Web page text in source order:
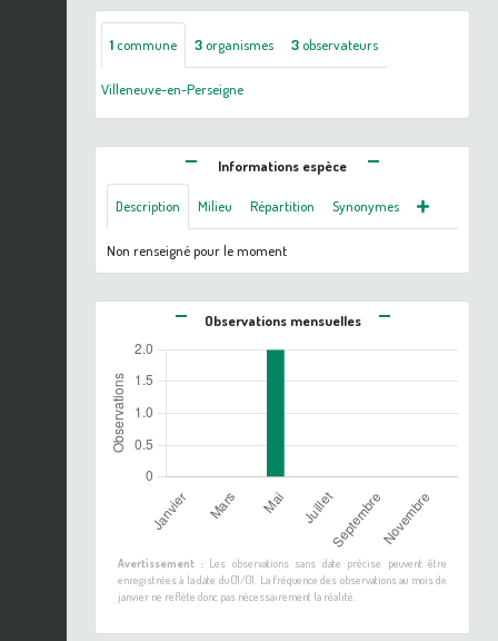
1commune 3organismes 3observateurs
Villeneuve-en-Perseigne
Informations espèce
Description Milieu Répartition Synonymes
Non renseigné pour le moment
Observations mensuelles
Avertissement :Les observations sans date précise peuvent être
enregistrées à la date du 01/01. La fréquence des observations au mois de
janvier ne reflète donc pas nécessairement la réalité.